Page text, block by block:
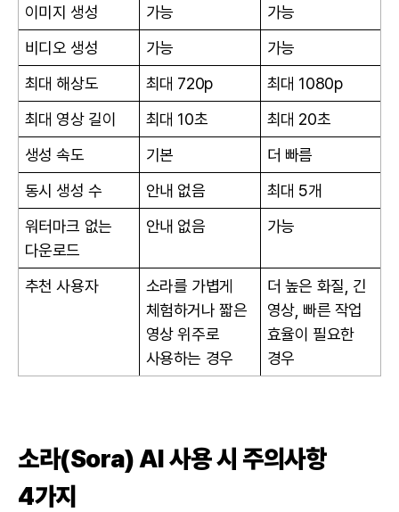
이미지 생성
가능
가능
비디오 생성
가능
가능
최대 해상도
최대 720p
최대 1080p
최대 영상 길이
최대 10초
최대 20초
생성 속도
기본
더 빠름
동시 생성 수
안내 없음
최대 5개
워터마크 없는
다운로드
안내 없음 가능
추천 사용자
소라를 가볍게
체험하거나 짧은
영상 위주로
사용하는 경우
더 높은 화질, 긴
영상, 빠른 작업
효율이 필요한
경우
소라(Sora) AI 사용 시 주의사항
4가지